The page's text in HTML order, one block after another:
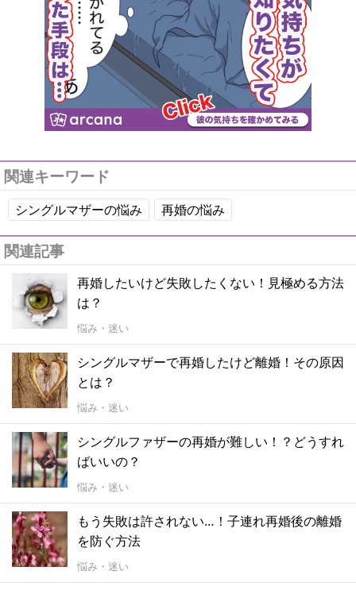
関連キーワード
シングルマザーの悩み 再婚の悩み
関連記事
再婚したいけど失敗したくない！見極める方法
は？
悩み・迷い
シングルマザーで再婚したけど離婚！その原因
とは？
悩み・迷い
シングルファザーの再婚が難しい！？どうすれ
ばいいの？
悩み・迷い
もう失敗は許されない…！子連れ再婚後の離婚
を防ぐ方法
悩み・迷い